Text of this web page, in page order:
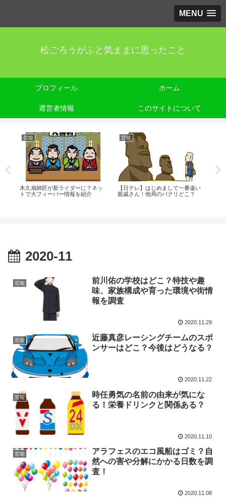
MENU
松ごろうがふと気ままに思ったこと
プロフィール ホーム
運営者情報 このサイトについて
芸能
木久扇師匠が新ライダーに？ネッ
トで大フィーバー情報を紹介
芸能
【日テレ】はじめまして一番遠い
親戚さん！他局のパクリどこ？
2020-11
芸能
前川佑の学校はどこ？特技や趣
味、家族構成や育った環境や街情
報を調査
2020.11.29
芸能
近藤真彦レーシングチームのスポ
ンサーはどこ？今後はどうなる？
2020.11.22
芸能
時任勇気の名前の由来が気にな
る！栄養ドリンクと関係ある？
2020.11.10
芸能
アラフェスのエコ風船はゴミ？自
然への害や分解にかかる日数を調
査！
2020.11.08